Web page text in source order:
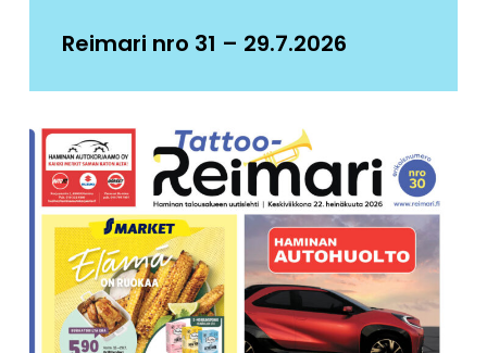
Reimari nro 31 – 29.7.2026